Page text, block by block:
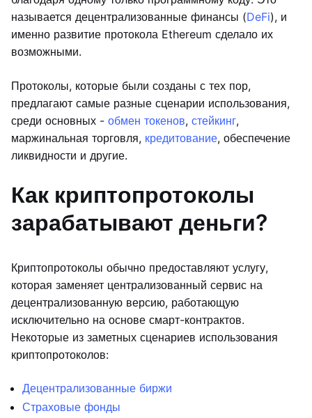
называется децентрализованные финансы (DeFi), и
именно развитие протокола Ethereum сделало их
возможными.
Протоколы, которые были созданы с тех пор,
предлагают самые разные сценарии использования,
среди основных - обмен токенов, стейкинг,
маржинальная торговля, кредитование, обеспечение
ликвидности и другие.
Как криптопротоколы
зарабатывают деньги?
Криптопротоколы обычно предоставляют услугу,
которая заменяет централизованный сервис на
децентрализованную версию, работающую
исключительно на основе смарт-контрактов.
Некоторые из заметных сценариев использования
криптопротоколов:
Децентрализованные биржи
Страховые фонды